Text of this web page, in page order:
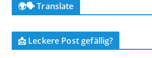
🌍🗣️ Translate
📩 Leckere Post gefällig?